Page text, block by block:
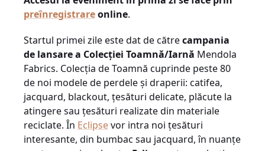
preînregistrareonline.
Startul primei zile este dat de cătrecampania
de lansare a Colecției Toamnă/Iarnă Mendola
Fabrics. Colecția de Toamnă cuprinde peste 80
de noi modele de perdele și draperii: catifea,
jacquard, blackout, țesături delicate, plăcute la
atingere sau țesături realizate din materiale
reciclate. În Eclipsevor intra noi țesături
interesante, din bumbac sau jacquard, în nuanțe